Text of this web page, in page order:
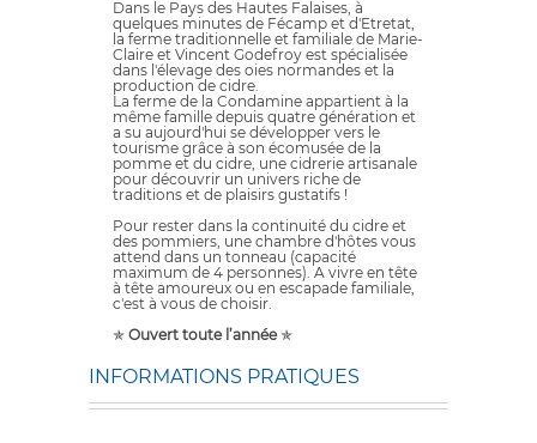
Dans le Pays des Hautes Falaises, à
quelques minutes de Fécamp et d'Etretat,
la ferme traditionnelle et familiale de Marie-
Claire et Vincent Godefroy est spécialisée
dans l'élevage des oies normandes et la
production de cidre.
La ferme de la Condamine appartient à la
même famille depuis quatre génération et
a su aujourd'hui se développer vers le
tourisme grâce à son écomusée de la
pomme et du cidre, une cidrerie artisanale
pour découvrir un univers riche de
traditions et de plaisirs gustatifs !
Pour rester dans la continuité du cidre et
des pommiers, une chambre d'hôtes vous
attend dans un tonneau (capacité
maximum de 4 personnes). A vivre en tête
à tête amoureux ou en escapade familiale,
c'est à vous de choisir.
✯ Ouvert toute l’année✯
INFORMATIONS PRATIQUES